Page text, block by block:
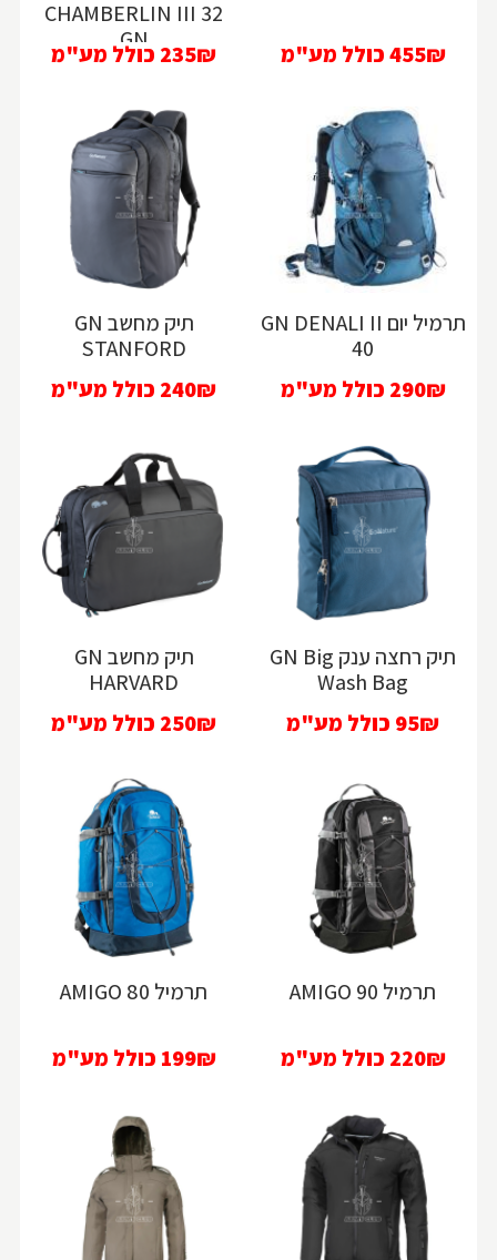
455₪כולל מע"מ
CHAMBERLIN III 32
GN
235₪ כולל מע"מ
תרמיל יום GN DENALI II
40
290₪ כולל מע"מ
תיק מחשב GN
STANFORD
240₪ כולל מע"מ
תיק רחצה ענק GN Big
Wash Bag
95₪ כולל מע"מ
תיק מחשב GN
HARVARD
250₪ כולל מע"מ
תרמיל AMIGO 90
220₪ כולל מע"מ
תרמיל AMIGO 80
199₪ כולל מע"מ